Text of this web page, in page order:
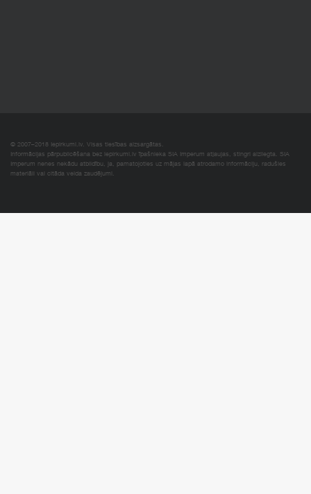
© 2007–2018 Iepirkumi.lv. Visas tiesības aizsargātas.
Informācijas pārpublicēšana bez iepirkumi.lv īpašnieka SIA Imperum atļaujas, stingri aizliegta. SIA
Imperum nenes nekādu atbildību, ja, pamatojoties uz mājas lapā atrodamo informāciju, radušies
materiāli vai citāda veida zaudējumi.